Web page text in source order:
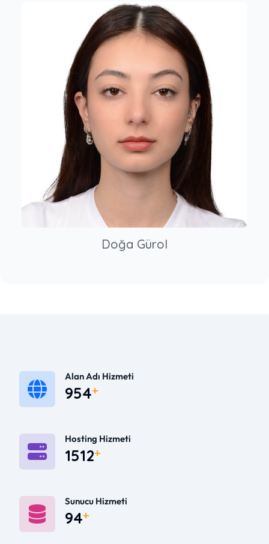
Doğa Gürol
Alan Adı Hizmeti
1378
Hosting Hizmeti
2184
Sunucu Hizmeti
135